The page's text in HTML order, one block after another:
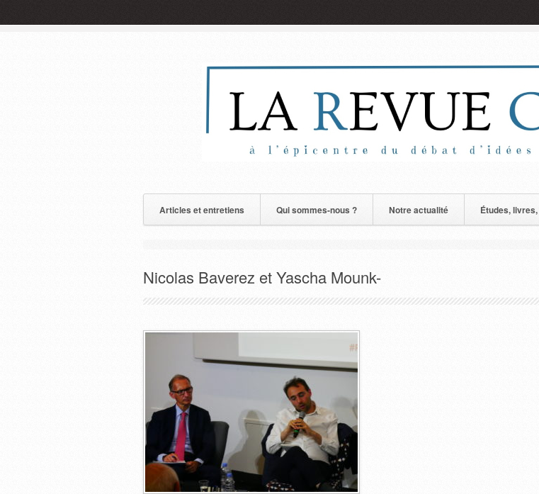
Articles et entretiens Qui sommes-nous ? Notre actualité Études,
Nicolas Baverez et Yascha Mounk-